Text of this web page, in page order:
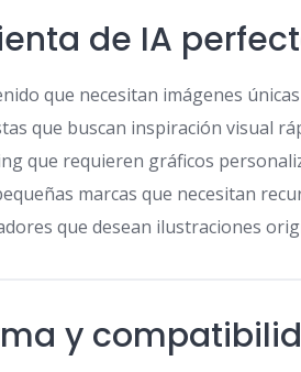
de IA
que necesitan imágenes
que buscan inspiración visual
que requieren gráficos
marcas que necesitan
que desean ilustraciones
y